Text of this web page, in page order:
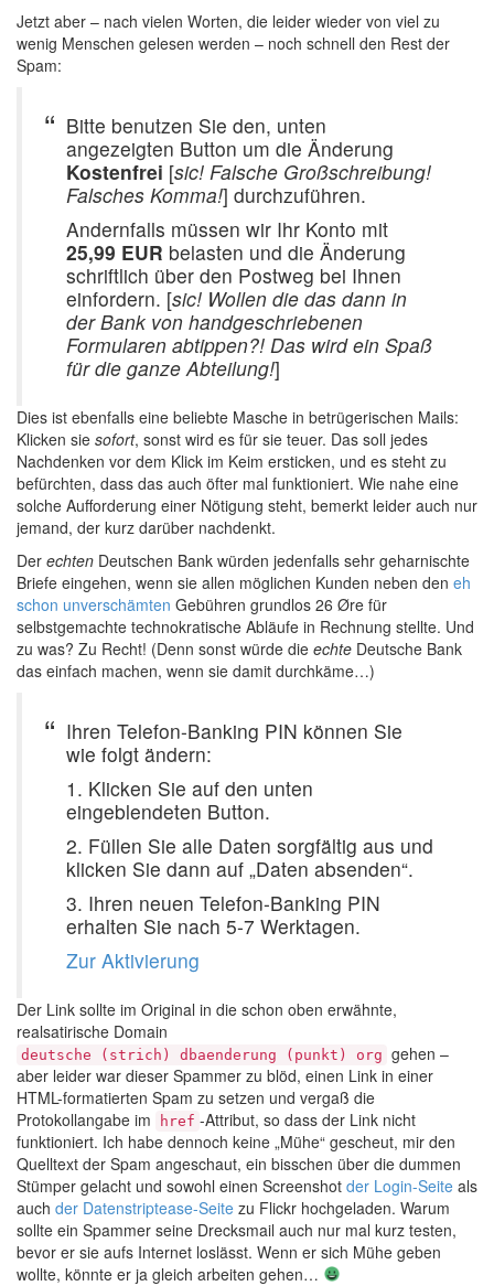
Jetzt aber – nach vielen Worten, die leider wieder von viel zu
wenig Menschen gelesen werden – noch schnell den Rest der
Spam:
Bitte benutzen Sie den, unten
angezeigten Button um die Änderung
Kostenfrei [sic! Falsche Großschreibung!
Falsches Komma!] durchzuführen.
Andernfalls müssen wir Ihr Konto mit
25,99 EUR belasten und die Änderung
schriftlich über den Postweg bei Ihnen
einfordern. [sic! Wollen die das dann in
der Bank von handgeschriebenen
Formularen abtippen?! Das wird ein Spaß
für die ganze Abteilung!]
Dies ist ebenfalls eine beliebte Masche in betrügerischen Mails:
Klicken sie sofort, sonst wird es für sie teuer. Das soll jedes
Nachdenken vor dem Klick im Keim ersticken, und es steht zu
befürchten, dass das auch öfter mal funktioniert. Wie nahe eine
solche Aufforderung einer Nötigung steht, bemerkt leider auch nur
jemand, der kurz darüber nachdenkt.
Der echten Deutschen Bank würden jedenfalls sehr geharnischte
Briefe eingehen, wenn sie allen möglichen Kunden neben den eh
schon unverschämten Gebühren grundlos 26 Øre für
selbstgemachte technokratische Abläufe in Rechnung stellte. Und
zu was? Zu Recht! (Denn sonst würde die echte Deutsche Bank
das einfach machen, wenn sie damit durchkäme…)
Ihren Telefon-Banking PIN können Sie
wie folgt ändern:
1. Klicken Sie auf den unten
eingeblendeten Button.
2. Füllen Sie alle Daten sorgfältig aus und
klicken Sie dann auf „Daten absenden“.
3. Ihren neuen Telefon-Banking PIN
erhalten Sie nach 5-7 Werktagen.
Zur Aktivierung
Der Link sollte im Original in die schon oben erwähnte,
realsatirische Domain
deutsche (strich) dbaenderung (punkt) org gehen –
aber leider war dieser Spammer zu blöd, einen Link in einer
HTML-formatierten Spam zu setzen und vergaß die
Protokollangabe im
href -Attribut, so dass der Link nicht
funktioniert. Ich habe dennoch keine „Mühe“ gescheut, mir den
Quelltext der Spam angeschaut, ein bisschen über die dummen
Stümper gelacht und sowohl einen Screenshot der Login-Seite als
auch der Datenstriptease-Seite zu Flickr hochgeladen. Warum
sollte ein Spammer seine Drecksmail auch nur mal kurz testen,
bevor er sie aufs Internet loslässt. Wenn er sich Mühe geben
wollte, könnte er ja gleich arbeiten gehen…